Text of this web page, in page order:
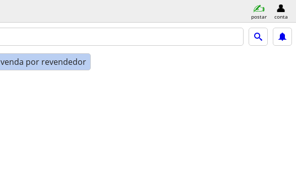
postar conta
venda por revendedor